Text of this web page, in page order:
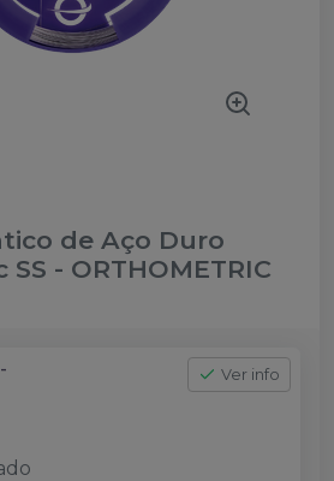
de Aço Duro
SS - ORTHOMETRIC
Ver info